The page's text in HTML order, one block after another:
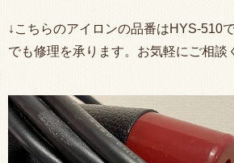
↓こちらのアイロンの品番はHYS-510
でも修理を承ります。お気軽にご相談